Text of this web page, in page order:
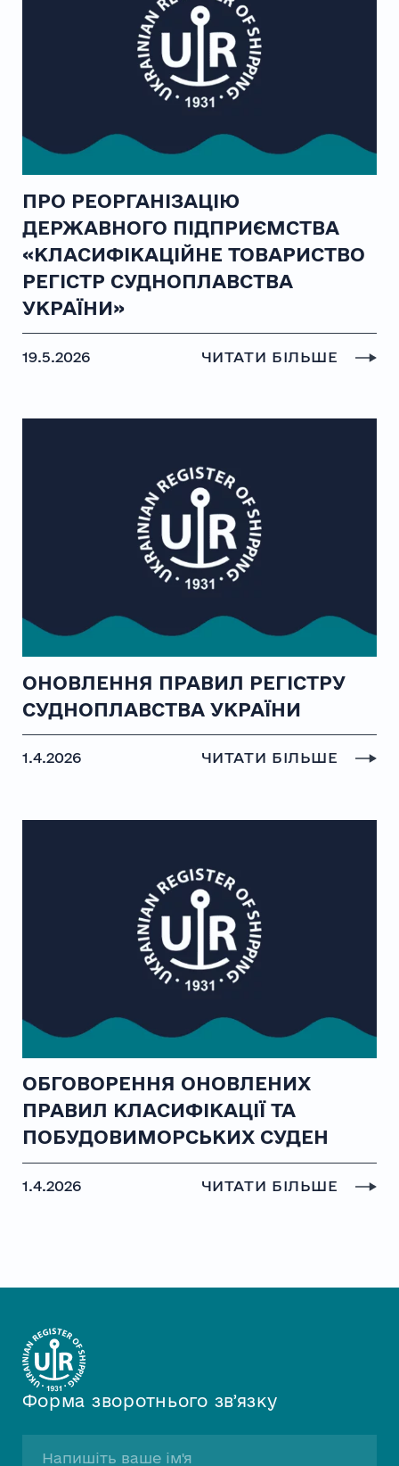
ПРО РЕОРГАНІЗАЦІЮ
ДЕРЖАВНОГО ПІДПРИЄМСТВА
«КЛАСИФІКАЦІЙНЕ ТОВАРИСТВО
РЕГІСТР СУДНОПЛАВСТВА
УКРАЇНИ»
19.5.2026 ЧИТАТИ БІЛЬШЕ
ОНОВЛЕННЯ ПРАВИЛ РЕГІСТРУ
СУДНОПЛАВСТВА УКРАЇНИ
1.4.2026 ЧИТАТИ БІЛЬШЕ
ОБГОВОРЕННЯ ОНОВЛЕНИХ
ПРАВИЛ КЛАСИФІКАЦІЇ ТА
ПОБУДОВИМОРСЬКИХ СУДЕН
1.4.2026 ЧИТАТИ БІЛЬШЕ
Форма зворотнього звʼязку